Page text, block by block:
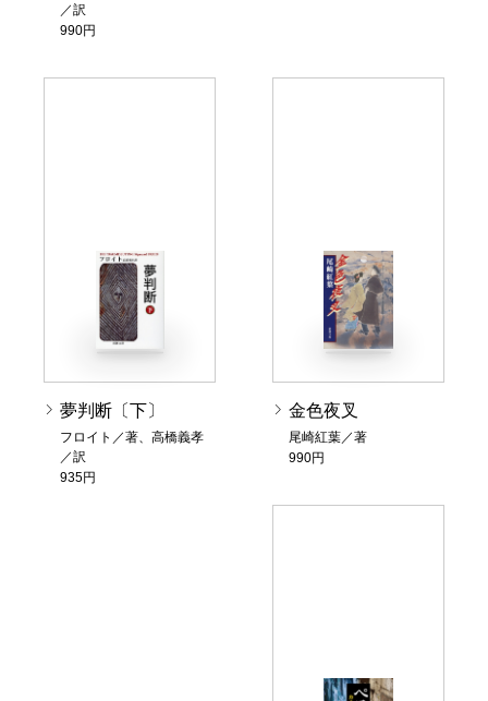
／訳
990円
夢判断〔下〕
フロイト／著、高橋義孝
／訳
935円
金色夜叉
尾崎紅葉／著
990円